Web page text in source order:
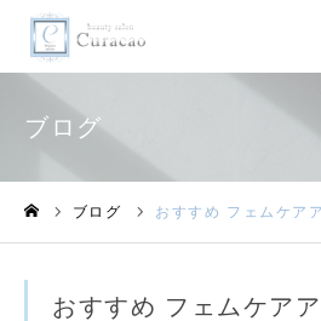
ブログ
ブログ おすすめ フェムケア
おすすめ フェムケア